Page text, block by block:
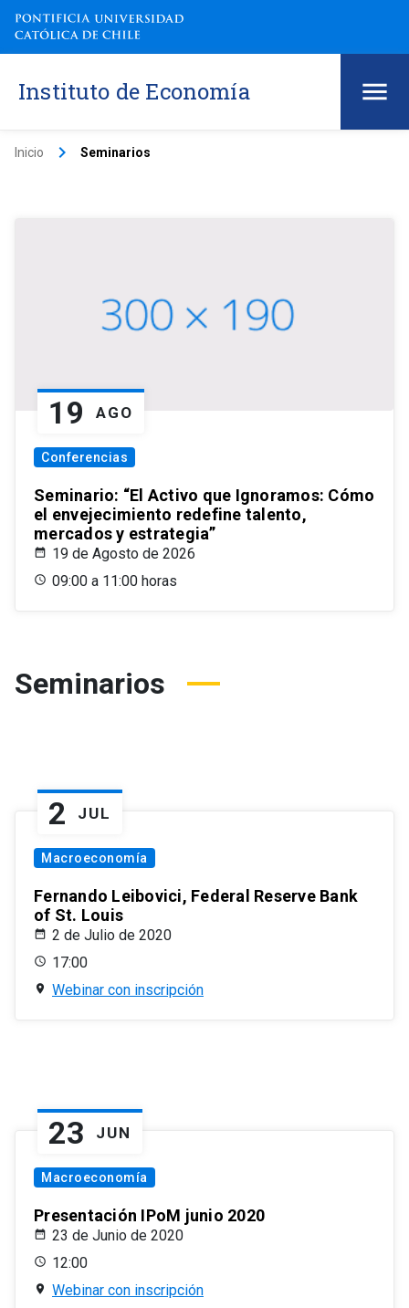
Instituto de Economía
Inicio keyboard_arrow_right Seminarios
19 AGO
Conferencias
Seminario: “El Activo que Ignoramos: Cómo
el envejecimiento redefine talento,
mercados y estrategia”
19 de Agosto de 2026
09:00 a 11:00 horas
Seminarios
2 JUL
Macroeconomía
Fernando Leibovici, Federal Reserve Bank
of St. Louis
2 de Julio de 2020
17:00
Webinar con inscripción
23 JUN
Macroeconomía
Presentación IPoM junio 2020
23 de Junio de 2020
12:00
Webinar con inscripción